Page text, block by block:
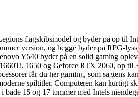
flagskibsmodel og byder på op til
version, og begge byder på RPG-
Y540 byder på en solid gaming
1650 og Geforce RTX 2060, op
får du her gaming, som sagtens
spiltitler. Computeren kan hurtigt
15 og 17 tommer med Intels